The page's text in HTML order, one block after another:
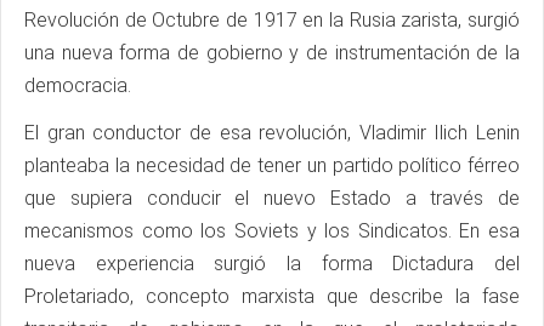
Revolución de Octubre de 1917 en la Rusia zarista, surgió
una nueva forma de gobierno y de instrumentación de la
democracia.
El gran conductor de esa revolución, Vladimir Ilich Lenin
planteaba la necesidad de tener un partido político férreo
que supiera conducir el nuevo Estado a través de
mecanismos como los Soviets y los Sindicatos. En esa
nueva experiencia surgió la forma Dictadura del
Proletariado, concepto marxista que describe la fase